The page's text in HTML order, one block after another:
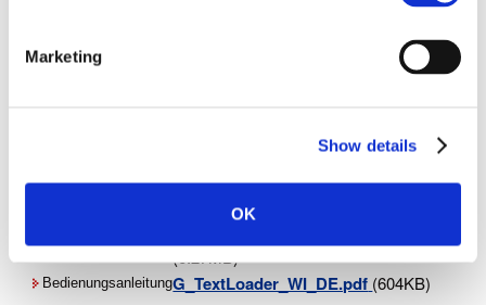
Marketing
Show details
OK
Microsoft, Windows und Windows Vista sind Marken oder
EX-word TextLoader
BedienungsanleitungG_TextLoader_WI_DE.pdf (604KB)